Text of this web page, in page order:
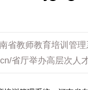
省教师教育培训管
省厅举办高层次人